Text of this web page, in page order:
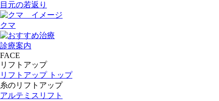
目元の若返り
クマ
診療案内
FACE
リフトアップ
リフトアップ トップ
糸のリフトアップ
アルテミスリフト